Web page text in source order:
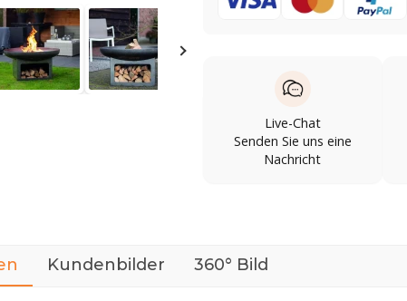
Live-Chat
Senden Sie uns eine
Nachricht
Kundenbilder 360° Bild